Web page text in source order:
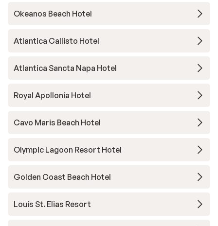
Okeanos Beach Hotel
Atlantica Callisto Hotel
Atlantica Sancta Napa Hotel
Royal Apollonia Hotel
Cavo Maris Beach Hotel
Olympic Lagoon Resort Hotel
Golden Coast Beach Hotel
Louis St. Elias Resort